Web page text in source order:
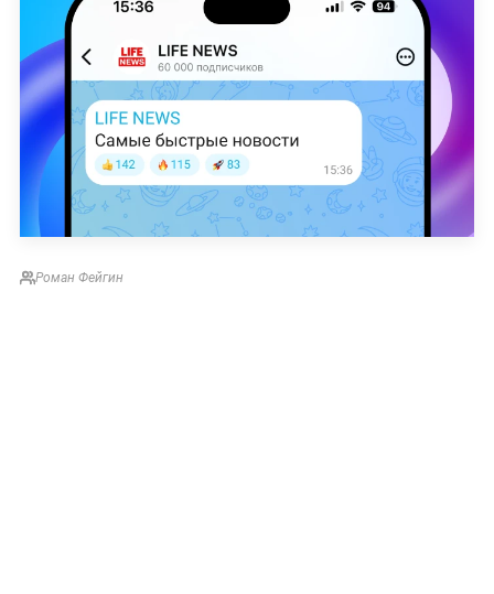
Роман Фейгин